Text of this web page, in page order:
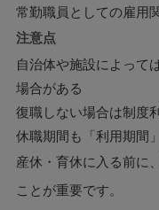
常勤職員としての雇用
注意点
自治体や施設によって
場合がある
復職しない場合は制度
休職期間も「利用期間
産休・育休に入る前に
ことが重要です。